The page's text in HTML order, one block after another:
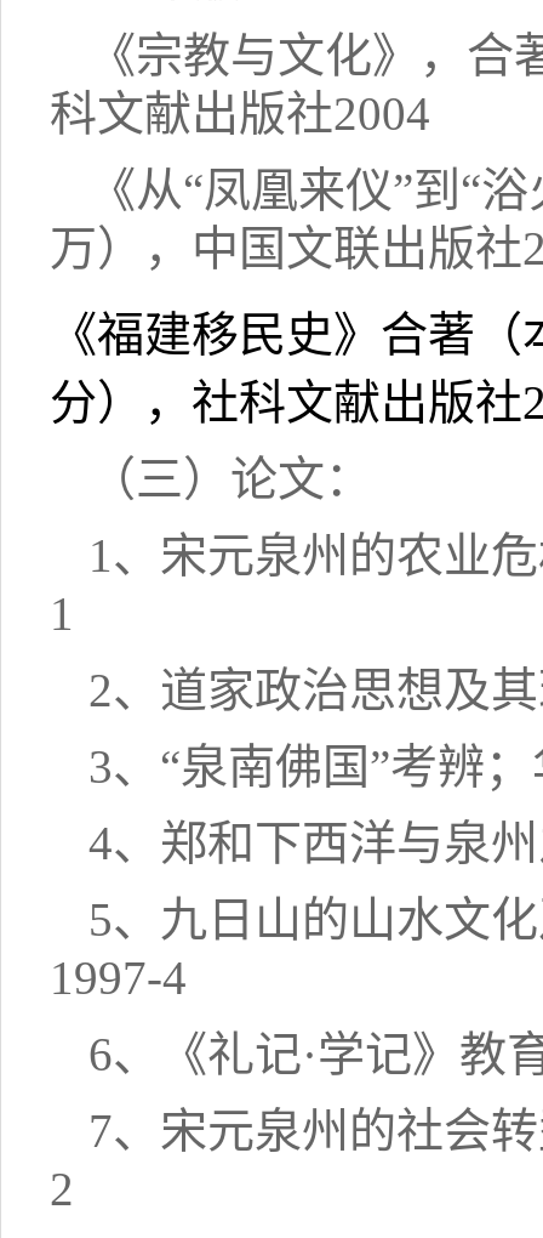
《宗教与文化》，
科文献出版社2004
《从“凤凰来仪”到“
万），中国文联出版社
《福建移民史》合著
分），社科文献出版社
（三）论文：
1、宋元泉州的农业
1
2、道家政治思想及
3、“泉南佛国”考辨
4、郑和下西洋与泉
5、九日山的山水文
1997-4
6、《礼记·学记》教
7、宋元泉州的社会
2